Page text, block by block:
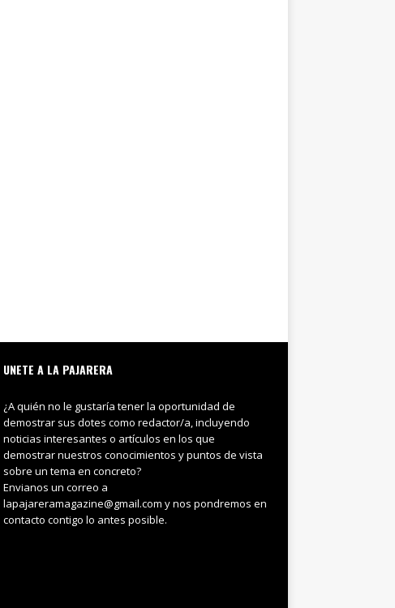
UNETE A LA PAJARERA
¿A quién no le gustaría tener la oportunidad de
demostrar sus dotes como redactor/a, incluyendo
noticias interesantes o artículos en los que
demostrar nuestros conocimientos y puntos de vista
sobre un tema en concreto?
Envianos un correo a
lapajareramagazine@gmail.com y nos pondremos en
contacto contigo lo antes posible.